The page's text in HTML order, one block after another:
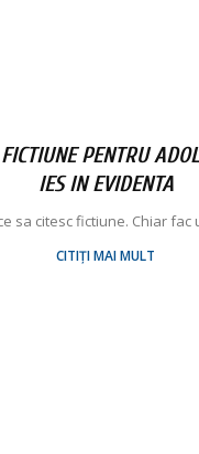
PENTRU
IES IN EVIDENTA
sa citesc fictiune. Chiar fac
CITIȚI MAI MULT